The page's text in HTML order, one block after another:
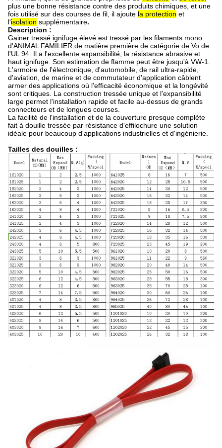
plus une bonne résistance contre des produits chimiques, et une
fois utilisé sur des courses de fil, il ajoute la protection et
l'isolation supplémentaire.
Description :
Gainer tressé ignifuge élevé est tressé par les filaments mono
d'ANIMAL FAMILIER de matière première de catégorie de Vo de
l'UL 94. Il a l'excellente expansibilité, la résistance abrasive et
haut ignifuge. Son estimation de flamme peut être jusqu'à VW-1.
L'armoire de l'électronique, d'automobile, de rail ultra-rapide,
d'aviation, de marine et de commutateur d'application câblent
armer des applications où l'efficacité économique et la longévité
sont critiques. La construction tressée unique et l'expansibilité
large permet l'installation rapide et facile au-dessus de grands
connecteurs et de longues courses.
La facilité de l'installation et de la couverture presque complète
fait à douille tressée par résistance d'effilochure une solution
idéale pour beaucoup d'applications industrielles et d'ingénierie.
Tailles des douilles :